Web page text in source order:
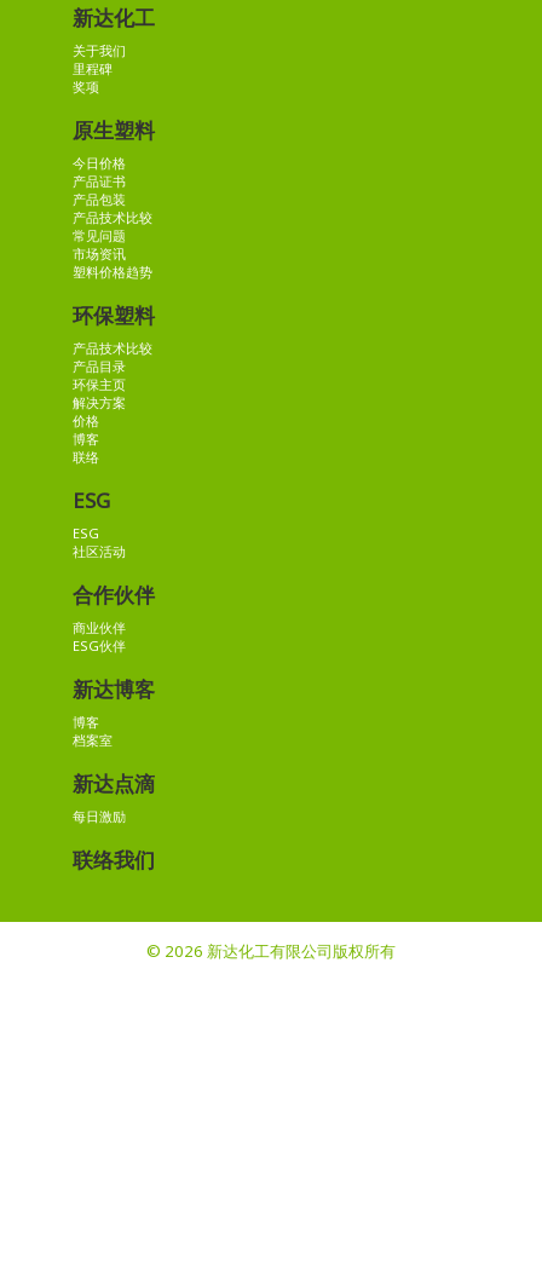
新达化工
关于我们
里程碑
奖项
原生塑料
今日价格
产品证书
产品包装
产品技术比较
常见问题
市场资讯
塑料价格趋势
环保塑料
产品技术比较
产品目录
环保主页
解决方案
价格
博客
联络
ESG
ESG
社区活动
合作伙伴
商业伙伴
ESG伙伴
新达博客
博客
档案室
新达点滴
每日激励
联络我们
© 2026 新达化工有限公司版权所有